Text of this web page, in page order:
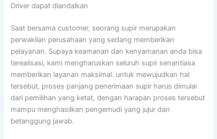
Driver dapat diandalkan
Saat bersama customer, seorang supir merupakan
perwakilan perusahaan yang sedang memberikan
pelayanan. Supaya keamanan dan kenyamanan anda bisa
terealisasi, kami mengharuskan seluruh supir senantiasa
memberikan layanan maksimal. untuk mewujudkan hal
tersebut, proses panjang penerimaan supir harus dimulai
dari pemilihan yang ketat, dengan harapan proses tersebut
mampu menghasilkan pengemudi yang jujur dan
betanggung jawab.